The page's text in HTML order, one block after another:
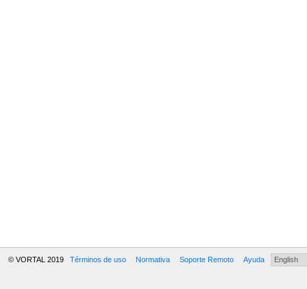
© VORTAL 2019 Términos de uso Normativa Soporte Remoto Ayuda